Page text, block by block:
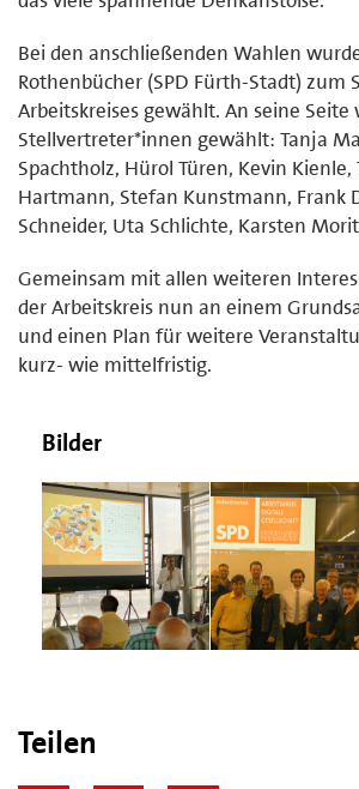
Bei den anschließenden Wahlen
Rothenbücher (SPD Fürth-Stadt) zum
Arbeitskreises gewählt. An seine
Stellvertreter*innen gewählt: Tanja
Spachtholz, Hürol Türen, Kevin Kienle,
Hartmann, Stefan Kunstmann, Frank
Schneider, Uta Schlichte, Karsten
Gemeinsam mit allen weiteren
der Arbeitskreis nun an einem
und einen Plan für weitere
kurz- wie mittelfristig.
Bilder
Teilen